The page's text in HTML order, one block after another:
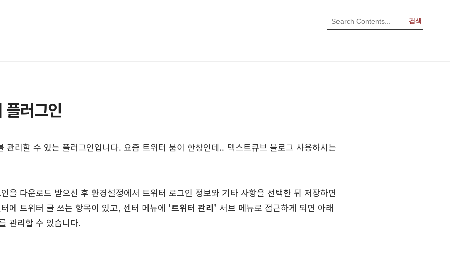
검색
러그인
관리할 수 있는 플러그인입니다. 요즘 트위터 붐이 한창인데.. 텍스트큐브 블로그 사용하시는
을 다운로드 받으신 후 환경설정에서 트위터 로그인 정보와 기타 사항을 선택한 뒤 저장하면
에 트위터 글 쓰는 항목이 있고, 센터 메뉴에 '트위터 관리' 서브 메뉴로 접근하게 되면 아래
관리할 수 있습니다.